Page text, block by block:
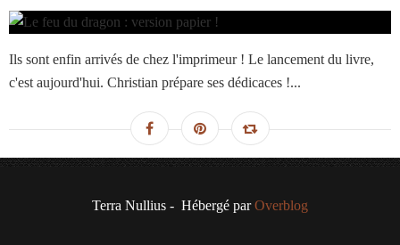
Ils sont enfin arrivés de chez l'imprimeur ! Le lancement du livre,
c'est aujourd'hui. Christian prépare ses dédicaces !...
Terra Nullius - Hébergé parOverblog